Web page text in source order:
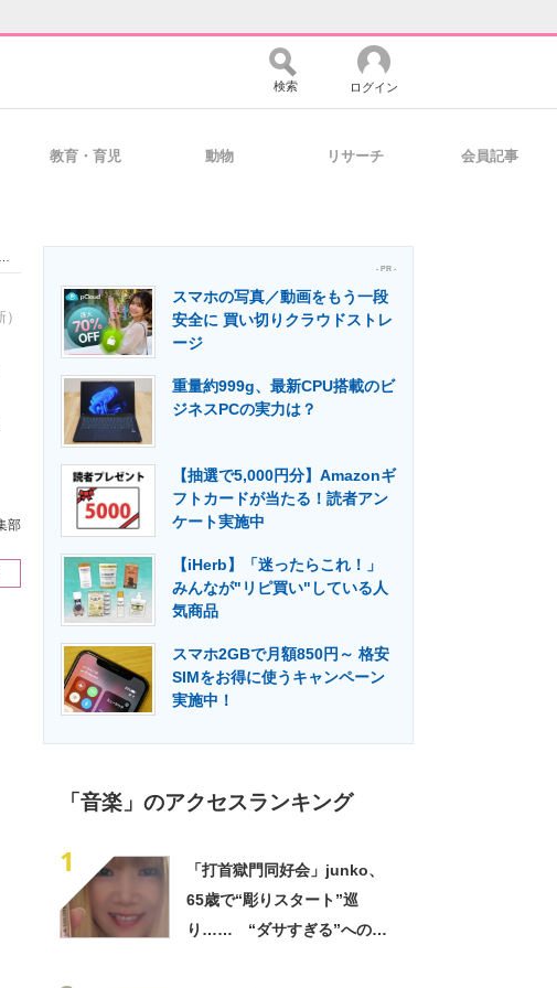
ーダーのコミュニティ マーケ×ITの今がよく分かる
のIT導入・活用を支援
ルギーの専門メディア 建設×テクノロジーの最前線
検索 ログイン
教育・育児 動物 リサーチ 会員記事
部
- PR -
スマホの写真／動画をもう一段
安全に 買い切りクラウドストレ
ージ
重量約999g、最新CPU搭載のビ
ジネスPCの実力は？
【抽選で5,000円分】Amazonギ
フトカードが当たる！読者アン
ケート実施中
【iHerb】「迷ったらこれ！」
みんなが"リピ買い"している人
気商品
スマホ2GBで月額850円～ 格安
SIMをお得に使うキャンペーン
実施中！
「音楽」のアクセスランキング
1
「打首獄門同好会」junko、
65歳で“彫りスタート”巡
り…… “ダサすぎる”への持